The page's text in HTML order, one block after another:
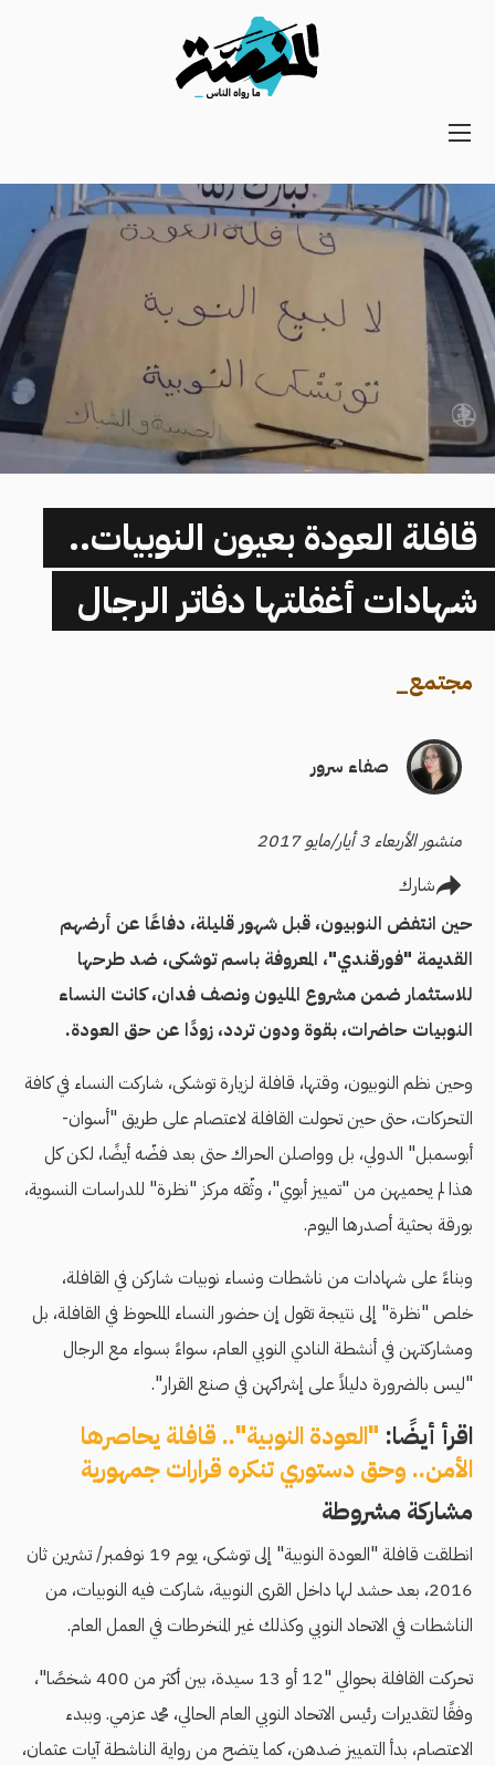
Main
Secondary
Navigation
قافلة العودة بعيون النوبيات..
شهادات أغفلتها دفاتر الرجال
مجتمع_
صفاء سرور
منشور الأربعاء 3 أيار/مايو 2017
شارك
حين انتفض النوبيون، قبل شهور قليلة، دفاعًا عن أرضهم
القديمة "فورقندي"، المعروفة باسم توشكى، ضد طرحها
للاستثمار ضمن مشروع المليون ونصف فدان، كانت النساء
النوبيات حاضرات، بقوة ودون تردد، زودًا عن حق العودة.
وحين نظم النوبيون، وقتها، قافلة لزيارة توشكى، شاركت النساء في كافة
التحركات، حتى حين تحولت القافلة لاعتصام على طريق "أسوان-
أبوسمبل" الدولي، بل وواصلن الحراك حتى بعد فضّه أيضًا، لكن كل
هذا لم يحميهن من "تمییز أبوي"، وثّقه مركز "نظرة" للدراسات النسوية،
بورقة بحثية أصدرها اليوم.
وبناءً على شهادات من ناشطات ونساء نوبيات شاركن في القافلة،
خلص "نظرة" إلى نتيجة تقول إن حضور النساء الملحوظ في القافلة، بل
ومشاركتهن في أنشطة النادي النوبي العام، سواءً بسواء مع الرجال
"لیس بالضرورة دلیلاً على إشراكهن في صنع القرار".
اقرأ أيضًا: "العودة النوبية".. قافلة يحاصرها
الأمن.. وحق دستوري تنكره قرارات جمهورية
مشاركة مشروطة
انطلقت قافلة "العودة النوبية" إلى توشكى، يوم 19 نوفمبر/ تشرين ثان
2016، بعد حشد لها داخل القرى النوبية، شاركت فيه النوبيات، من
الناشطات في الاتحاد النوبي وكذلك غير المنخرطات في العمل العام.
تحركت القافلة بحوالي "12 أو 13 سيدة، بين أكثر من 400 شخصًا"،
وفقًا لتقديرات رئيس الاتحاد النوبي العام الحالي، محمد عزمي. وببدء
الاعتصام، بدأ التمييز ضدهن، كما يتضح من رواية الناشطة آيات عثمان،